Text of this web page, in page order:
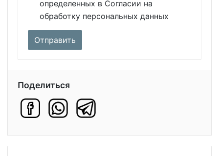
определенных в Согласии на
обработку персональных данных
Поделиться